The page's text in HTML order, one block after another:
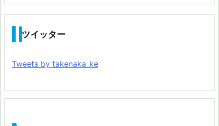
ツイッター
Tweets by takenaka_ke